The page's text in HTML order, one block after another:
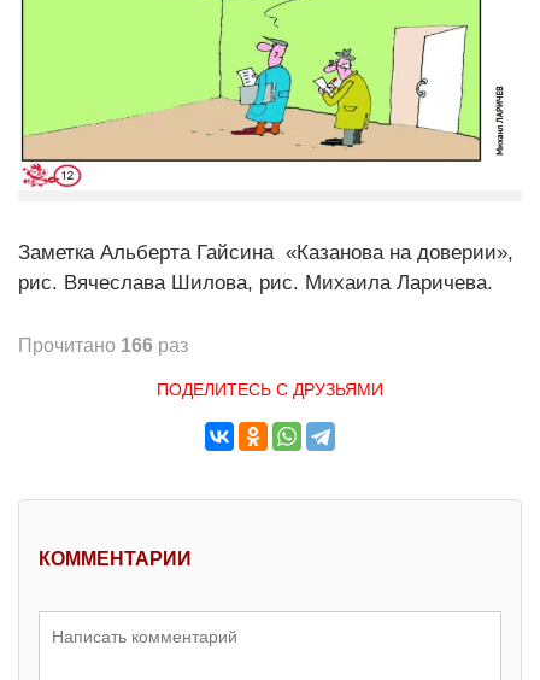
Заметка Альберта Гайсина «Казанова на доверии»,
рис. Вячеслава Шилова, рис. Михаила Ларичева.
Прочитано 166 раз
ПОДЕЛИТЕСЬ С ДРУЗЬЯМИ
КОММЕНТАРИИ